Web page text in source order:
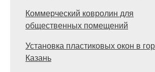
Коммерческий ковролин для
общественных помещений
Установка пластиковых окон в
Казань